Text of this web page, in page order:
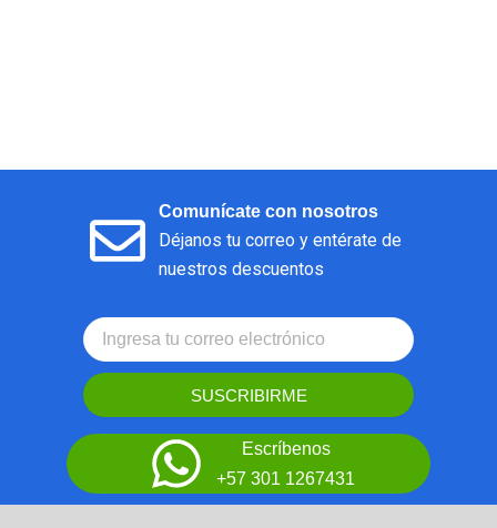
Comunícate con nosotros
Déjanos tu correo y entérate de
nuestros descuentos
SUSCRIBIRME
Escríbenos
+57 301 1267431